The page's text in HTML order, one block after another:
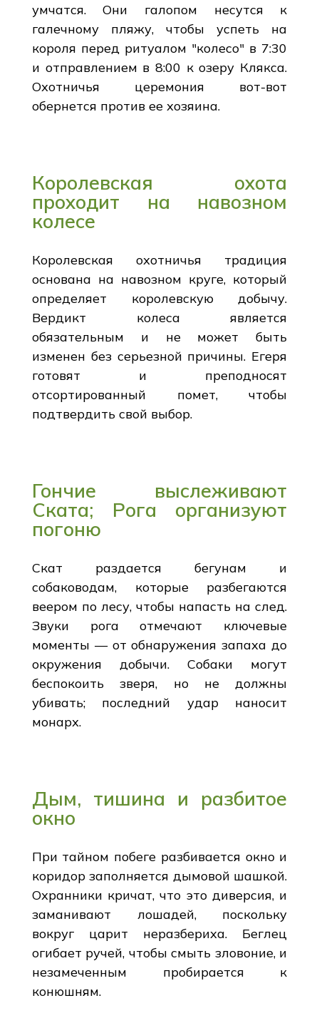
умчатся. Они галопом несутся к
галечному пляжу, чтобы успеть на
короля перед ритуалом "колесо" в 7:30
и отправлением в 8:00 к озеру Клякса.
Охотничья церемония вот-вот
обернется против ее хозяина.
Королевская охота
проходит на навозном
колесе
Королевская охотничья традиция
основана на навозном круге, который
определяет королевскую добычу.
Вердикт колеса является
обязательным и не может быть
изменен без серьезной причины. Егеря
готовят и преподносят
отсортированный помет, чтобы
подтвердить свой выбор.
Гончие выслеживают
Ската; Рога организуют
погоню
Скат раздается бегунам и
собаководам, которые разбегаются
веером по лесу, чтобы напасть на след.
Звуки рога отмечают ключевые
моменты — от обнаружения запаха до
окружения добычи. Собаки могут
беспокоить зверя, но не должны
убивать; последний удар наносит
монарх.
Дым, тишина и разбитое
окно
При тайном побеге разбивается окно и
коридор заполняется дымовой шашкой.
Охранники кричат, что это диверсия, и
заманивают лошадей, поскольку
вокруг царит неразбериха. Беглец
огибает ручей, чтобы смыть зловоние, и
незамеченным пробирается к
конюшням.